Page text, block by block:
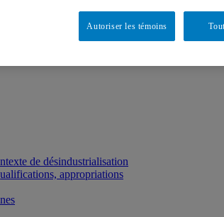
de désindustrialisation
appropriations
Autoriser les témoins